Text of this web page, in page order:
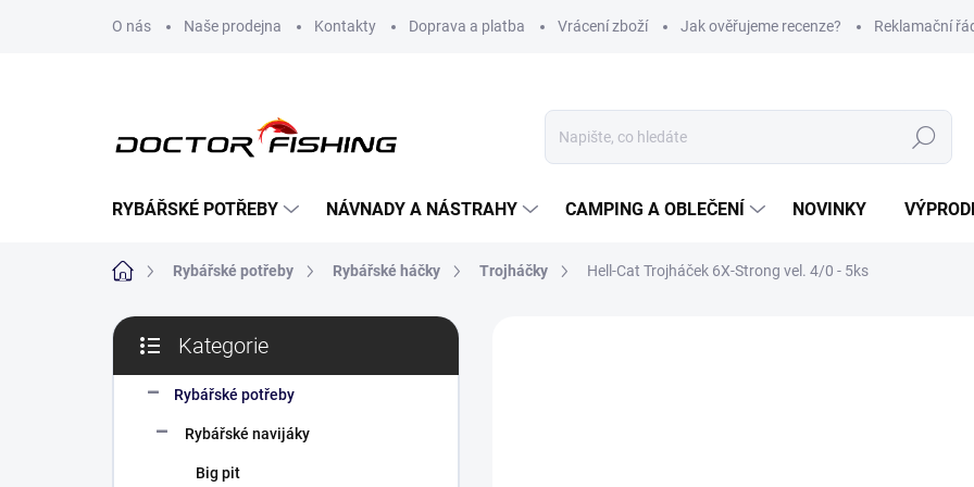
O nás Naše prodejna Kontakty Doprava a platba Vrácení zboží Jak ověřujeme recenze? Reklamační
Hledat
RYBÁŘSKÉ POTŘEBY NÁVNADY A NÁSTRAHY CAMPING A OBLEČENÍ NOVINKY
Domů Rybářské potřeby Rybářské háčky Trojháčky Hell-Cat Trojháček 6X-Strong vel. 4/0 - 5ks
P
s
kategorie
Kategorie
Rybářské potřeby
Rybářské navijáky
Big pit